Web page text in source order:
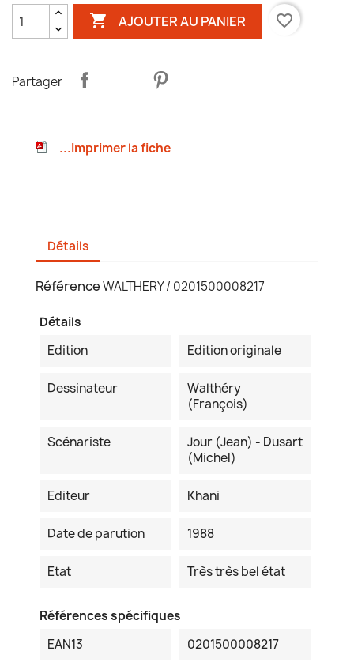
 AJOUTER AU PANIER favorite_border
Partager
...Imprimer la fiche
Détails
RéférenceWALTHERY / 0201500008217
Détails
Edition
Edition originale
Dessinateur
Walthéry
(François)
Scénariste
Jour (Jean) - Dusart
(Michel)
Editeur Khani
Date de parution 1988
Etat Très très bel état
Références spécifiques
EAN13
0201500008217